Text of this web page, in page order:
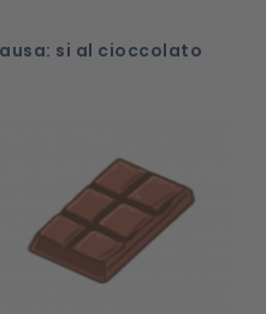
si al cioccolato